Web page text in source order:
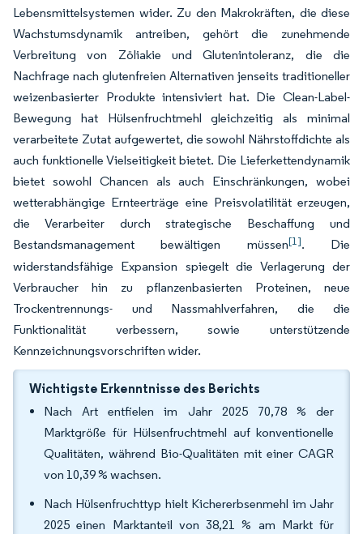
Lebensmittelsystemen wider. Zu den Makrokräften, die diese
Wachstumsdynamik antreiben, gehört die zunehmende
Verbreitung von Zöliakie und Glutenintoleranz, die die
Nachfrage nach glutenfreien Alternativen jenseits traditioneller
weizenbasierter Produkte intensiviert hat. Die Clean-Label-
Bewegung hat Hülsenfruchtmehl gleichzeitig als minimal
verarbeitete Zutat aufgewertet, die sowohl Nährstoffdichte als
auch funktionelle Vielseitigkeit bietet. Die Lieferkettendynamik
bietet sowohl Chancen als auch Einschränkungen, wobei
wetterabhängige Ernteerträge eine Preisvolatilität erzeugen,
die Verarbeiter durch strategische Beschaffung und
Bestandsmanagement bewältigen müssen[1]. Die
widerstandsfähige Expansion spiegelt die Verlagerung der
Verbraucher hin zu pflanzenbasierten Proteinen, neue
Trockentrennungs- und Nassmahlverfahren, die die
Funktionalität verbessern, sowie unterstützende
Kennzeichnungsvorschriften wider.
Wichtigste Erkenntnisse des Berichts
Nach Art entfielen im Jahr 2025 70,78 % der
Marktgröße für Hülsenfruchtmehl auf konventionelle
Qualitäten, während Bio-Qualitäten mit einer CAGR
von 10,39 % wachsen.
Nach Hülsenfruchttyp hielt Kichererbsenmehl im Jahr
2025 einen Marktanteil von 38,21 % am Markt für